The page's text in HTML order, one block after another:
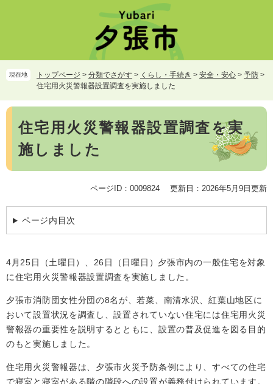
頭
で
飛
ば
て
現在地 トップページ > 分類でさがす > くらし・手続き > 安全・安心 > 予防 >
住宅用火災警報器設置調査を実施しました
本
住宅用火災警報器設置調査を実
施しました
ページID：0009824 更新日：2026年5月9日更新
ページ内目次
4月25日（土曜日）、26日（日曜日）夕張市内の一般住宅を対象
に住宅用火災警報器設置調査を実施しました。
夕張市消防団女性分団の8名が、若菜、南清水沢、紅葉山地区に
おいて設置状況を調査し、設置されていない住宅には住宅用火災
警報器の重要性を説明するとともに、設置の普及促進を図る目的
のもと実施しました。
住宅用火災警報器は、夕張市火災予防条例により、すべての住宅
で寝室と寝室がある階の階段への設置が義務付けられています。